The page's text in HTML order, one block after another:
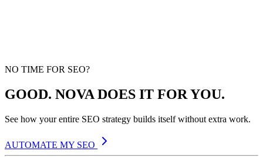
NO TIME FOR SEO?
GOOD. NOVA DOES IT FOR YOU.
See how your entire SEO strategy builds itself without extra work.
AUTOMATE MY SEO